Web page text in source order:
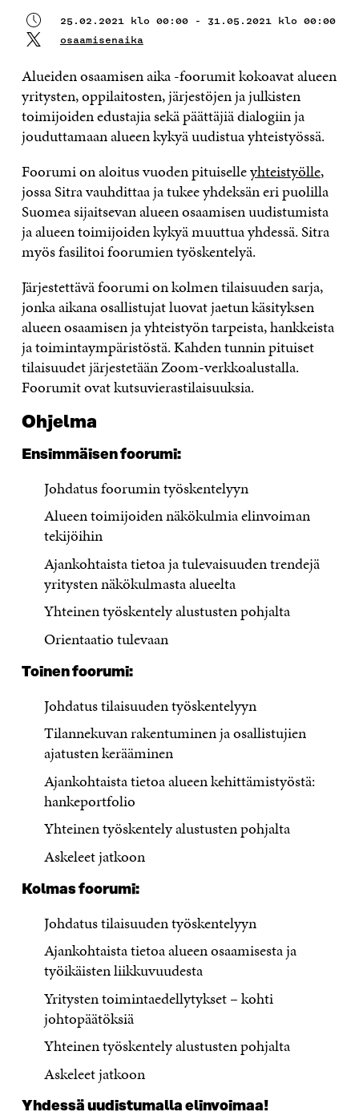
25.02.2021 klo 00:00 - 31.05.2021 klo 00:00
osaamisenaika
Alueiden osaamisen aika -foorumit kokoavat alueen
yritysten, oppilaitosten, järjestöjen ja julkisten
toimijoiden edustajia sekä päättäjiä dialogiin ja
jouduttamaan alueen kykyä uudistua yhteistyössä.
Foorumi on aloitus vuoden pituiselleyhteistyölle,
jossa Sitra vauhdittaa ja tukee yhdeksän eri puolilla
Suomea sijaitsevan alueen osaamisen uudistumista
ja alueen toimijoiden kykyä muuttua yhdessä. Sitra
myös fasilitoi foorumien työskentelyä.
Järjestettävä foorumi on kolmen tilaisuuden sarja,
jonka aikana osallistujat luovat jaetun käsityksen
alueen osaamisen ja yhteistyön tarpeista, hankkeista
ja toimintaympäristöstä.Kahden tunnin pituiset
tilaisuudet järjestetään Zoom-verkkoalustalla.
Foorumit ovat kutsuvierastilaisuuksia.
Ohjelma
Ensimmäisen foorumi:
Johdatus foorumin työskentelyyn
Alueen toimijoiden näkökulmia elinvoiman
tekijöihin
Ajankohtaista tietoa ja tulevaisuuden trendejä
yritysten näkökulmasta alueelta​
Yhteinen työskentely alustusten pohjalta
Orientaatio tulevaan
Toinen foorumi:
Johdatus tilaisuuden työskentelyyn
Tilannekuvan rakentuminen ja osallistujien
ajatusten kerääminen
Ajankohtaista tietoa alueen kehittämistyöstä:
hankeportfolio
Yhteinen työskentely alustusten pohjalta
Askeleet jatkoon
Kolmas foorumi:
Johdatus tilaisuuden työskentelyyn
Ajankohtaista tietoa alueen osaamisesta ja
työikäisten liikkuvuudesta
Yritysten toimintaedellytykset – kohti
johtopäätöksiä
Yhteinen työskentely alustusten pohjalta
Askeleet jatkoon
Yhdessä uudistumalla elinvoimaa!